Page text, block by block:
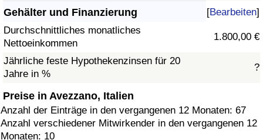
Gehälter und Finanzierung [Bearbeiten]
Durchschnittliches monatliches
Nettoeinkommen
1.800,00 €
Jährliche feste Hypothekenzinsen für 20
Jahre in %
?
Preise in Avezzano, Italien
Anzahl der Einträge in den vergangenen 12 Monaten: 67
Anzahl verschiedener Mitwirkender in den vergangenen 12
Monaten: 10